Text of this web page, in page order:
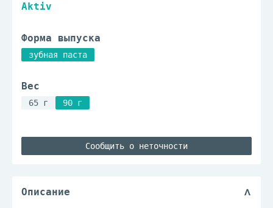
Aktiv
Форма выпуска
зубная паста
Вес
65 г 90 г
Сообщить о неточности
Описание